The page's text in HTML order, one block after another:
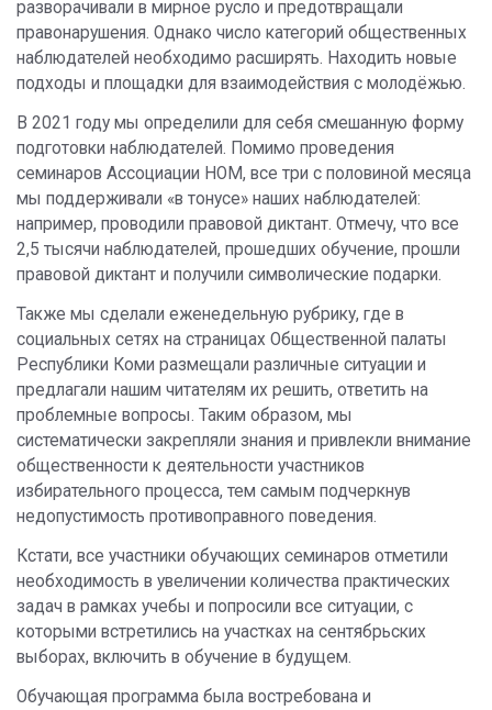
разворачивали в мирное русло и предотвращали
правонарушения. Однако число категорий общественных
наблюдателей необходимо расширять. Находить новые
подходы и площадки для взаимодействия с молодёжью.
В 2021 году мы определили для себя смешанную форму
подготовки наблюдателей. Помимо проведения
семинаров Ассоциации НОМ, все три с половиной месяца
мы поддерживали «в тонусе» наших наблюдателей:
например, проводили правовой диктант. Отмечу, что все
2,5 тысячи наблюдателей, прошедших обучение, прошли
правовой диктант и получили символические подарки.
Также мы сделали еженедельную рубрику, где в
социальных сетях на страницах Общественной палаты
Республики Коми размещали различные ситуации и
предлагали нашим читателям их решить, ответить на
проблемные вопросы. Таким образом, мы
систематически закрепляли знания и привлекли внимание
общественности к деятельности участников
избирательного процесса, тем самым подчеркнув
недопустимость противоправного поведения.
Кстати, все участники обучающих семинаров отметили
необходимость в увеличении количества практических
задач в рамках учебы и попросили все ситуации, с
которыми встретились на участках на сентябрьских
выборах, включить в обучение в будущем.
Обучающая программа была востребована и